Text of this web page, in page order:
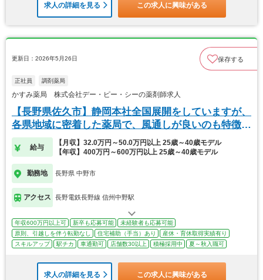
求人の詳細を見る この求人に興味がある
更新日：2026年5月26日 保存する
正社員 調剤薬局
かすみ薬局 株式会社デー・ピー・シーの薬剤師求人
【長野県佐久市】静岡本社全国展開をしていますが、
各県地域に密着した薬局で、風通しが良いのも特徴で
す。
給与
【月収】32.0万円～50.0万円以上 25歳～40歳モデル
【年収】400万円～600万円以上 25歳～40歳モデル
勤務地 長野県 中野市
アクセス 長野電鉄長野線 信州中野駅
年収600万円以上可 新卒も応募可能
未経験者も応募可能
原則、引越しを伴う転勤なし
住宅補助（手当）あり
産休・育休取得実績有り
スキルアップ
駅チカ 車通勤可 店舗数30以上 積極採用中 夏～秋入職可
求人の詳細を見る この求人に興味がある